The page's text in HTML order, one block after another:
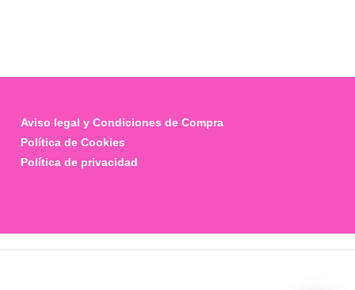
Aviso legal y Condiciones de Compra
Política de Cookies
Política de privacidad